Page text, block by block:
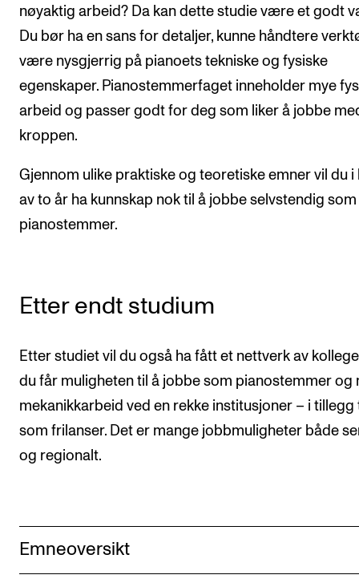
nøyaktig arbeid? Da kan dette studie være et godt
Du bør ha en sans for detaljer, kunne håndtere
være nysgjerrig på pianoets tekniske og fysiske
egenskaper. Pianostemmerfaget inneholder mye
arbeid og passer godt for deg som liker å jobbe
kroppen.
Gjennom ulike praktiske og teoretiske emner vil du i
av to år ha kunnskap nok til å jobbe selvstendig som
pianostemmer.
Etter endt studium
Etter studiet vil du også ha fått et nettverk av
du får muligheten til å jobbe som pianostemmer og
mekanikkarbeid ved en rekke institusjoner – i tillegg
som frilanser. Det er mange jobbmuligheter både
og regionalt.
Emneoversikt